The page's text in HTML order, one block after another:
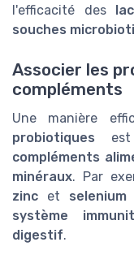
l'efficacité des
souches
Associer les
compléments
Une manière
probiotiques est
compléments
minéraux. Par
zinc et selenium
système
digestif.